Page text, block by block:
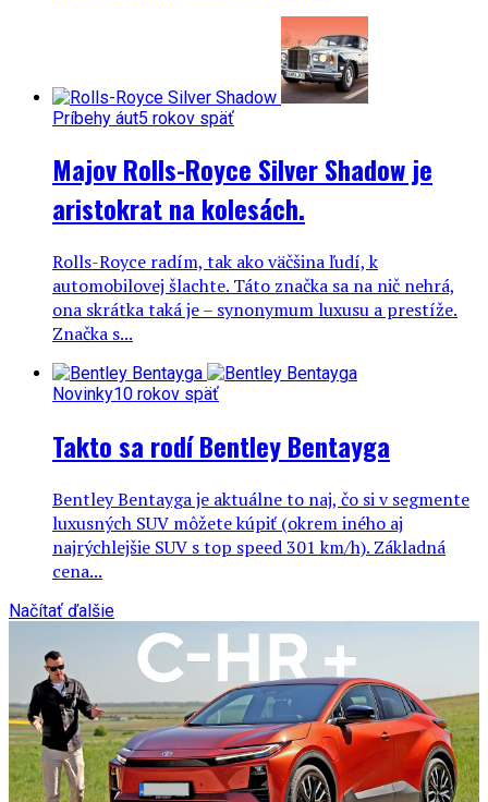
Príbehy áut5 rokov späť
Majov Rolls-Royce Silver Shadow je
aristokrat na kolesách.
Rolls-Royce radím, tak ako väčšina ľudí, k
automobilovej šlachte. Táto značka sa na nič nehrá,
ona skrátka taká je – synonymum luxusu a prestíže.
Značka s...
Novinky10 rokov späť
Takto sa rodí Bentley Bentayga
Bentley Bentayga je aktuálne to naj, čo si v segmente
luxusných SUV môžete kúpiť (okrem iného aj
najrýchlejšie SUV s top speed 301 km/h). Základná
cena...
Načítať ďalšie